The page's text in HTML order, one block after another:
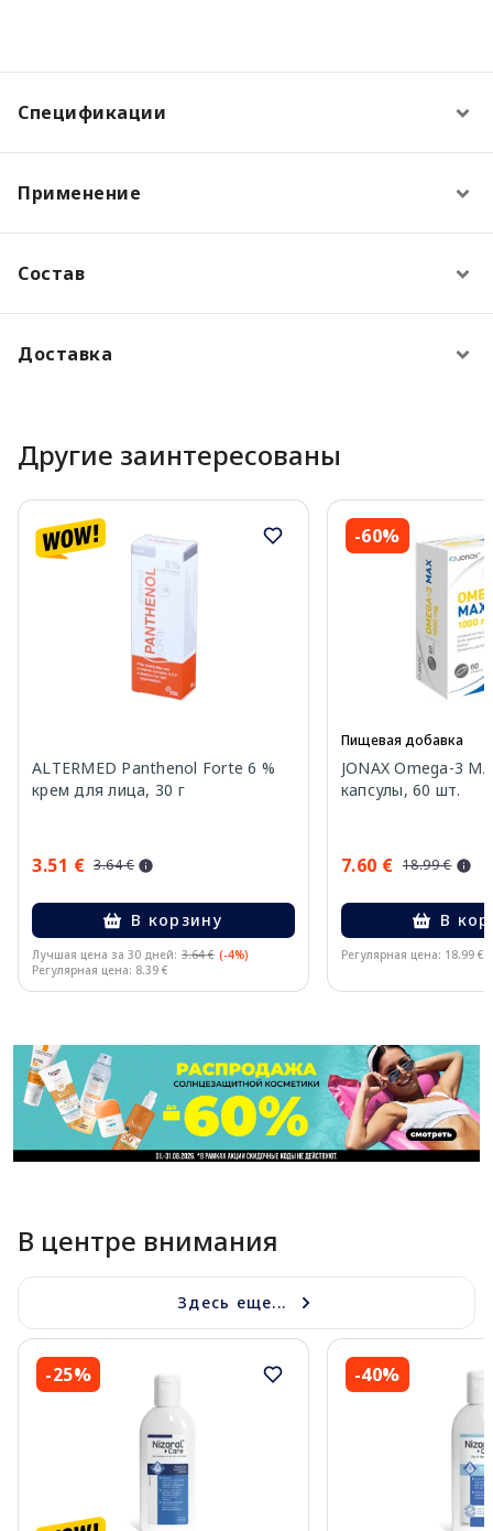
Спецификации
Применение
Состав
Доставка
Другие заинтересованы
ALTERMED Panthenol Forte 6 %
крем для лица, 30 г
3.51 € 3.64 €
В корзину
Лучшая цена за 30 дней: 3.64 € (-4%)
Регулярная цена: 8.39 €
-60%
Пищевая добавка
JONAX Omega-3
капсулы, 60 шт.
7.60 € 18.99 €
В
Регулярная цена: 18.99 €
В центре внимания
Здесь еще...
-25% -40%